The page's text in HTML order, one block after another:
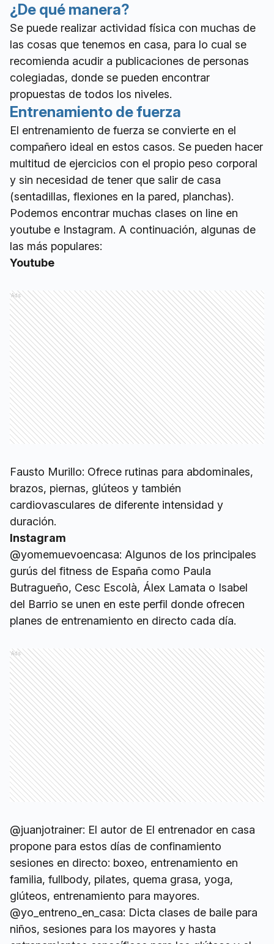
¿De qué manera?
Se puede realizar actividad física con muchas de
las cosas que tenemos en casa, para lo cual se
recomienda acudir a publicaciones de personas
colegiadas, donde se pueden encontrar
propuestas de todos los niveles.
Entrenamiento de fuerza
El entrenamiento de fuerza se convierte en el
compañero ideal en estos casos. Se pueden hacer
multitud de ejercicios con el propio peso corporal
y sin necesidad de tener que salir de casa
(sentadillas, flexiones en la pared, planchas).
Podemos encontrar muchas clases on line en
youtube e Instagram. A continuación, algunas de
las más populares:
Youtube
Ads
Fausto Murillo: Ofrece rutinas para abdominales,
brazos, piernas, glúteos y también
cardiovasculares de diferente intensidad y
duración.
Instagram
@yomemuevoencasa: Algunos de los principales
gurús del fitness de España como Paula
Butragueño, Cesc Escolà, Álex Lamata o Isabel
del Barrio se unen en este perfil donde ofrecen
planes de entrenamiento en directo cada día.
Ads
@juanjotrainer: El autor de El entrenador en casa
propone para estos días de confinamiento
sesiones en directo: boxeo, entrenamiento en
familia, fullbody, pilates, quema grasa, yoga,
glúteos, entrenamiento para mayores.
@yo_entreno_en_casa: Dicta clases de baile para
niños, sesiones para los mayores y hasta